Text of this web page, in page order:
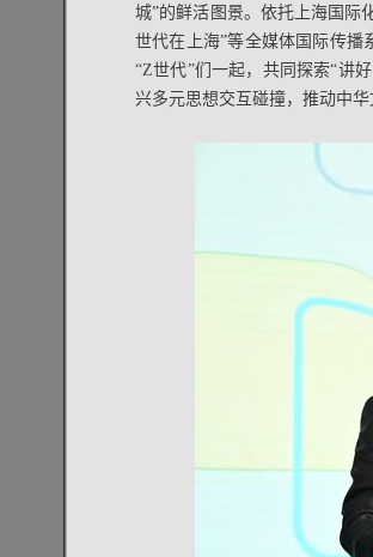
城”的鲜活图景。依托上海国际
世代在上海”等全媒体国际传播
“Z世代”们一起，共同探索“讲
兴多元思想交互碰撞，推动中